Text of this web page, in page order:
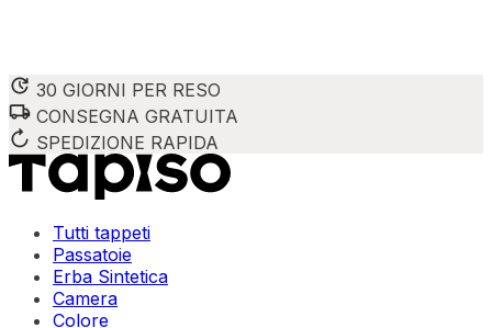
30 GIORNI PER RESO
CONSEGNA GRATUITA
SPEDIZIONE RAPIDA
Tutti tappeti
Passatoie
Erba Sintetica
Camera
Colore
Utilizziamo i cookie per personalizzare contenuti e
combinarle con altre informazioni che hai fornito loro o
Indispensabili
I cookie indispensabili sono cruciali per le funzioni di
memorizzano alcun dato personale identificabile.